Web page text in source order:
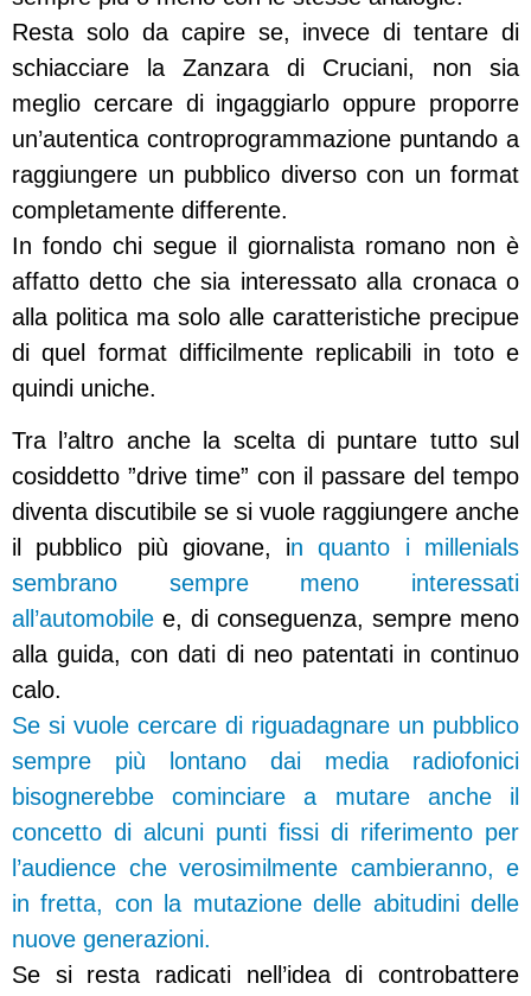
Resta solo da capire se, invece di tentare di
schiacciare la Zanzara di Cruciani, non sia
meglio cercare di ingaggiarlo oppure proporre
un’autentica controprogrammazione puntando a
raggiungere un pubblico diverso con un format
completamente differente.
In fondo chi segue il giornalista romano non è
affatto detto che sia interessato alla cronaca o
alla politica ma solo alle caratteristiche precipue
di quel format difficilmente replicabili in toto e
quindi uniche.
Tra l’altro anche la scelta di puntare tutto sul
cosiddetto ”drive time” con il passare del tempo
diventa discutibile se si vuole raggiungere anche
il pubblico più giovane, in quanto i millenials
sembrano sempre meno interessati
all’automobile e, di conseguenza, sempre meno
alla guida, con dati di neo patentati in continuo
calo.
Se si vuole cercare di riguadagnare un pubblico
sempre più lontano dai media radiofonici
bisognerebbe cominciare a mutare anche il
concetto di alcuni punti fissi di riferimento per
l’audience che verosimilmente cambieranno, e
in fretta, con la mutazione delle abitudini delle
nuove generazioni.
Se si resta radicati nell’idea di controbattere